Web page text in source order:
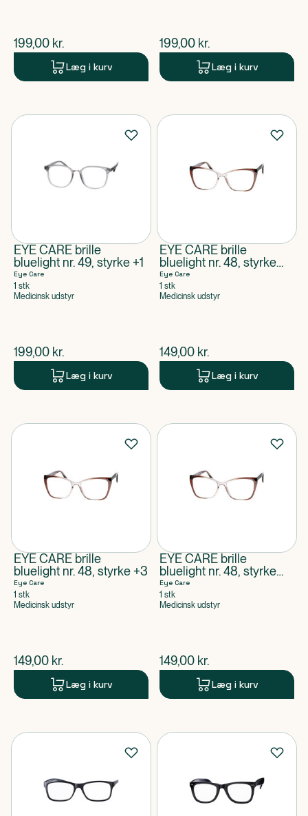
$nuværende pris
199,00 kr.
Læg i kurv
$nuværende pris
199,00 kr.
Læg i kurv
EYE CARE brille
bluelight nr. 49, styrke +1
Eye Care
1 stk
Medicinsk udstyr
$nuværende pris
199,00 kr.
Læg i kurv
EYE CARE brille
bluelight nr. 48, styrke
+3,5
Eye Care
1 stk
Medicinsk udstyr
$nuværende pris
149,00 kr.
Læg i kurv
EYE CARE brille
bluelight nr. 48, styrke +3
Eye Care
1 stk
Medicinsk udstyr
$nuværende pris
149,00 kr.
Læg i kurv
EYE CARE brille
bluelight nr. 48, styrke
+1,5
Eye Care
1 stk
Medicinsk udstyr
$nuværende pris
149,00 kr.
Læg i kurv